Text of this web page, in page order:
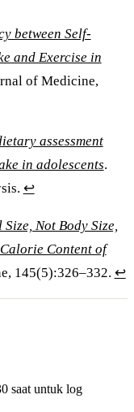
between Self-
and Exercise in
of Medicine,
assessment
in adolescents.
↩
Size, Not Body Size,
Content of
145(5):326–332. ↩
saat untuk log